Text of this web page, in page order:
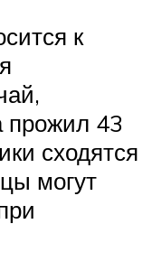
к
прожил 43
сходятся
могут